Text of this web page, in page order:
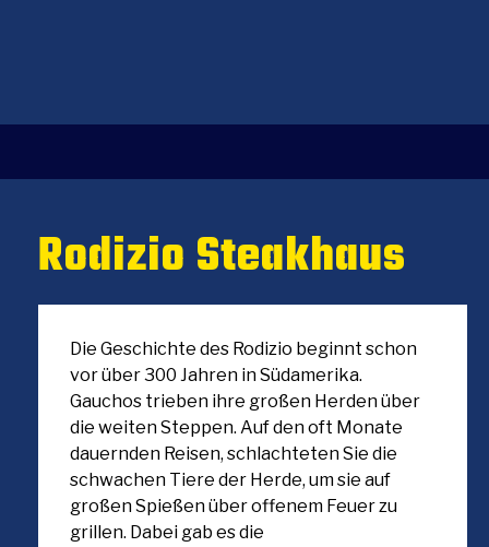
Rodizio Steakhaus
Die Geschichte des Rodizio beginnt schon
vor über 300 Jahren in Südamerika.
Gauchos trieben ihre großen Herden über
die weiten Steppen. Auf den oft Monate
dauernden Reisen, schlachteten Sie die
schwachen Tiere der Herde, um sie auf
großen Spießen über offenem Feuer zu
grillen. Dabei gab es die